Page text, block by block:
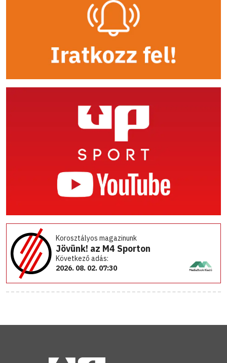
Korosztályos magazinunk
Jövünk! az M4 Sporton
Következő adás:
2026. 08. 02. 07:30